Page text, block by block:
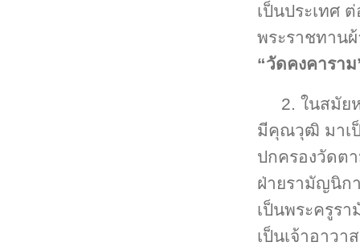
เป็นประเทศ
พระราชทาน
“วัดคงคาราม
2. ในสมัย
มีคุณวุฒิ มาเ
ปกครองวัดต
ฝ่ายรามัญนิก
เป็นพระครูร
เป็นเจ้าอาวาส